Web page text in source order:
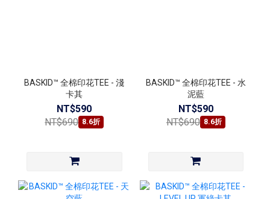
BASKID™ 全棉印花TEE - 淺
卡其
NT$590
NT$690 8.6折
BASKID™ 全棉印花TEE - 水
泥藍
NT$590
NT$690 8.6折